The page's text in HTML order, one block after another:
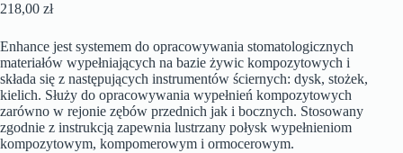
218,00 zł
Enhance jest systemem do opracowywania stomatologicznych
materiałów wypełniających na bazie żywic kompozytowych i
składa się z następujących instrumentów ściernych: dysk, stożek,
kielich. Służy do opracowywania wypełnień kompozytowych
zarówno w rejonie zębów przednich jak i bocznych. Stosowany
zgodnie z instrukcją zapewnia lustrzany połysk wypełnieniom
kompozytowym, kompomerowym i ormocerowym.